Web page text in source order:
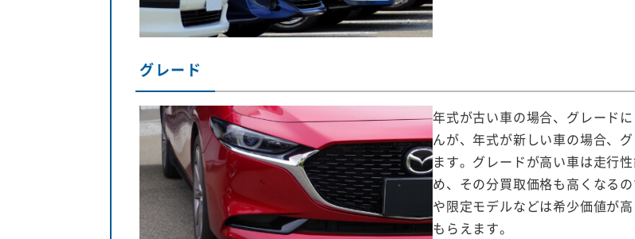
グレード
年式が古い車の場合、グレード
んが、年式が新しい車の場合、
ます。グレードが高い車は走行
め、その分買取価格も高くなる
や限定モデルなどは希少価値が
もらえます。